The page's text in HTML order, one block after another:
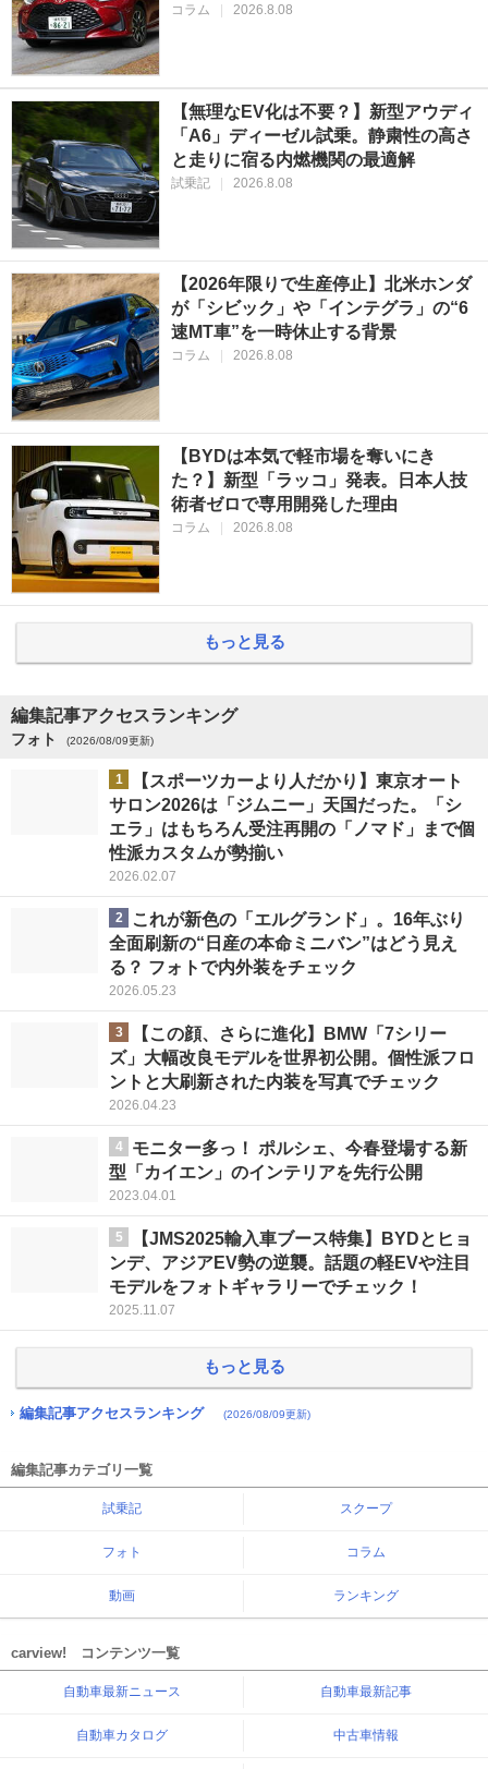
コラム 2026.8.08
【無理なEV化は不要？】新型アウディ
「A6」ディーゼル試乗。静粛性の高さ
と走りに宿る内燃機関の最適解
試乗記 2026.8.08
【2026年限りで生産停止】北米ホンダ
が「シビック」や「インテグラ」の“6
速MT車”を一時休止する背景
コラム | 2026.8.08
【BYDは本気で軽市場を奪いにき
た？】新型「ラッコ」発表。日本人技
術者ゼロで専用開発した理由
コラム | 2026.8.08
もっと見る
編集記事アクセスランキング
フォト (2026/08/09更新)
1
【スポーツカーより人だかり】東京オート
サロン2026は「ジムニー」天国だった。「シ
エラ」はもちろん受注再開の「ノマド」まで個
性派カスタムが勢揃い
2026.02.07
2
これが新色の「エルグランド」。16年ぶり
全面刷新の“日産の本命ミニバン”はどう見え
る？ フォトで内外装をチェック
2026.05.23
3
【この顔、さらに進化】BMW「7シリー
ズ」大幅改良モデルを世界初公開。個性派フロ
ントと大刷新された内装を写真でチェック
2026.04.23
4
モニター多っ！ ポルシェ、今春登場する新
型「カイエン」のインテリアを先行公開
2023.04.01
5
【JMS2025輸入車ブース特集】BYDとヒョ
ンデ、アジアEV勢の逆襲。話題の軽EVや注目
モデルをフォトギャラリーでチェック！
2025.11.07
もっと見る
編集記事アクセスランキング (2026/08/09更新)
編集記事カテゴリ一覧
試乗記 スクープ
フォト コラム
動画 ランキング
carview! コンテンツ一覧
自動車最新ニュース 自動車最新記事
自動車カタログ 中古車情報